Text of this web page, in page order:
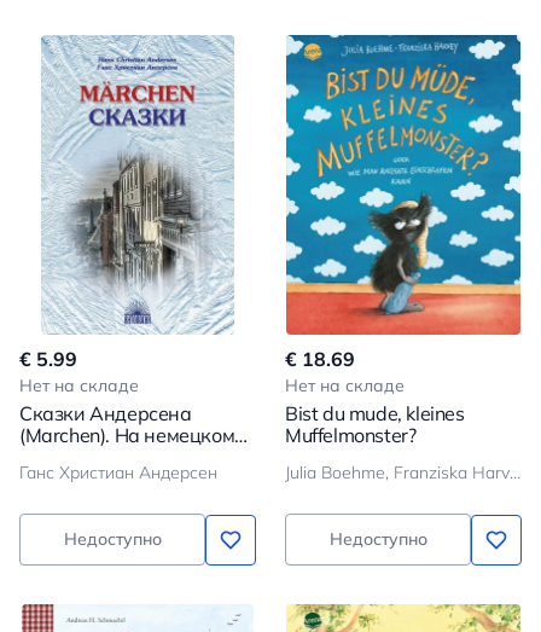
€ 5.99
Нет на складе
Сказки Андерсена
(Marchen). На немецком
Ганс Христиан Андерсен
Недоступно
€ 18.69
Нет на складе
Bist du mude, kleines
Muffelmonster?
Julia Boehme, Franziska Harvey
Недоступно